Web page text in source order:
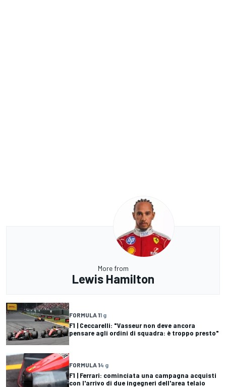
More from
Lewis Hamilton
FORMULA 11 g
F1 | Ceccarelli: "Vasseur non deve ancora
pensare agli ordini di squadra: è troppo presto"
FORMULA 14 g
F1 | Ferrari: cominciata una campagna acquisti
con l'arrivo di due ingegneri dell'area telaio